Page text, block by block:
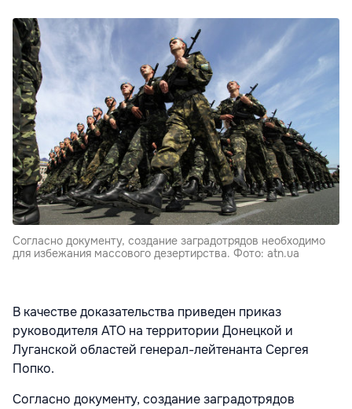
Согласно документу, создание заградотрядов необходимо
для избежания массового дезертирства. Фото: atn.ua
В качестве доказательства приведен приказ
руководителя АТО на территории Донецкой и
Луганской областей генерал-лейтенанта Сергея
Попко.
Согласно документу, создание заградотрядов